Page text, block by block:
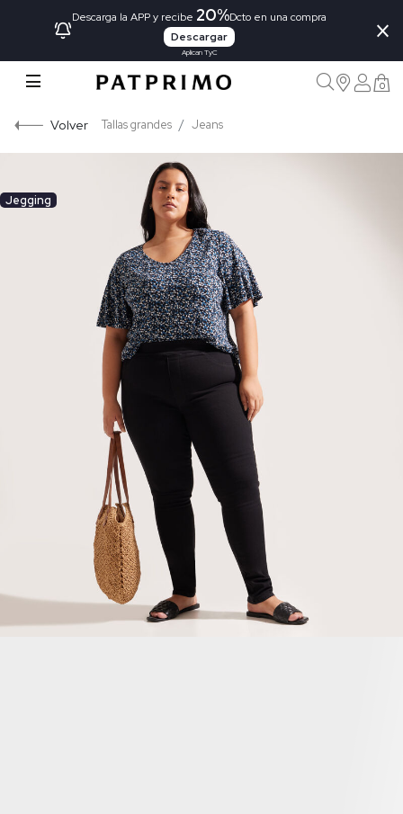
Descarga la APP y recibe 20%Dcto en una compra
Descargar
Aplican TyC
×
0
Volver Tallas grandes Jeans
Jegging